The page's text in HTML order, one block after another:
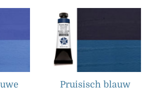
Pruisisch blauw